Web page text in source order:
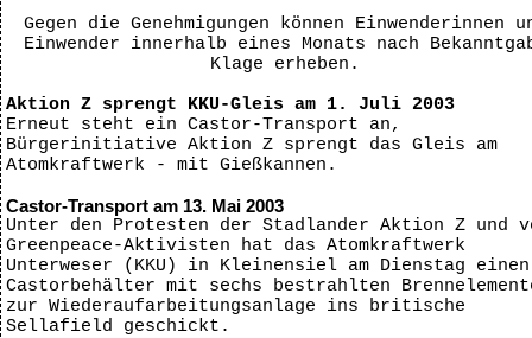
Gegen die Genehmigungen können Einwenderinnen
Einwender innerhalb eines Monats nach
Klage erheben.
Aktion Z sprengt KKU-Gleis am 1. Juli 2003
Erneut steht ein Castor-Transport an,
Bürgerinitiative Aktion Z sprengt das Gleis am
Atomkraftwerk - mit Gießkannen.
Castor-Transport am 13. Mai 2003
Unter den Protesten der Stadlander Aktion Z und
Greenpeace-Aktivisten hat das Atomkraftwerk
Unterweser (KKU) in Kleinensiel am Dienstag einen
Castorbehälter mit sechs bestrahlten
zur Wiederaufarbeitungsanlage ins britische
Sellafield geschickt.